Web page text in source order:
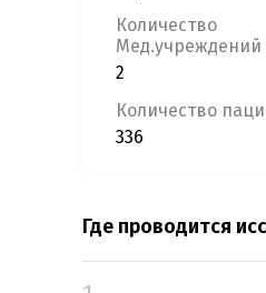
Количество
Мед.учреждений
2
Количество
336
Где проводится